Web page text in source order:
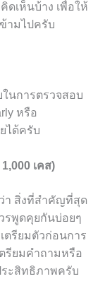
เห็นบ้าง เพื่อให้
ามไปครับ
นการตรวจสอบ
หรือ
ได้ครับ
เคส)
า สิ่งที่สำคัญที่สุด
รพูดคุยกันบ่อยๆ
ตรียมตัวก่อนการ
รียมคำถามหรือ
ระสิทธิภาพครับ